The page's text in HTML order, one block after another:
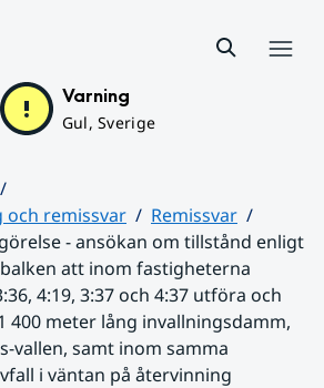
Varning
Gul, Sverige
och remissvar
Remissvar
- ansökan om tillstånd enligt
att inom fastigheterna
4:19, 3:37 och 4:37 utföra och
400 meter lång invallningsdamm,
vallen, samt inom samma
i väntan på återvinning